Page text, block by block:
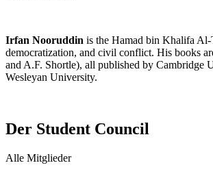
Irfan Nooruddin is the Hamad bin Khalifa Al-
democratization, and civil conflict. His books
and A.F. Shortle), all published by Cambridge
Wesleyan University.
Der Student Council
Alle Mitglieder